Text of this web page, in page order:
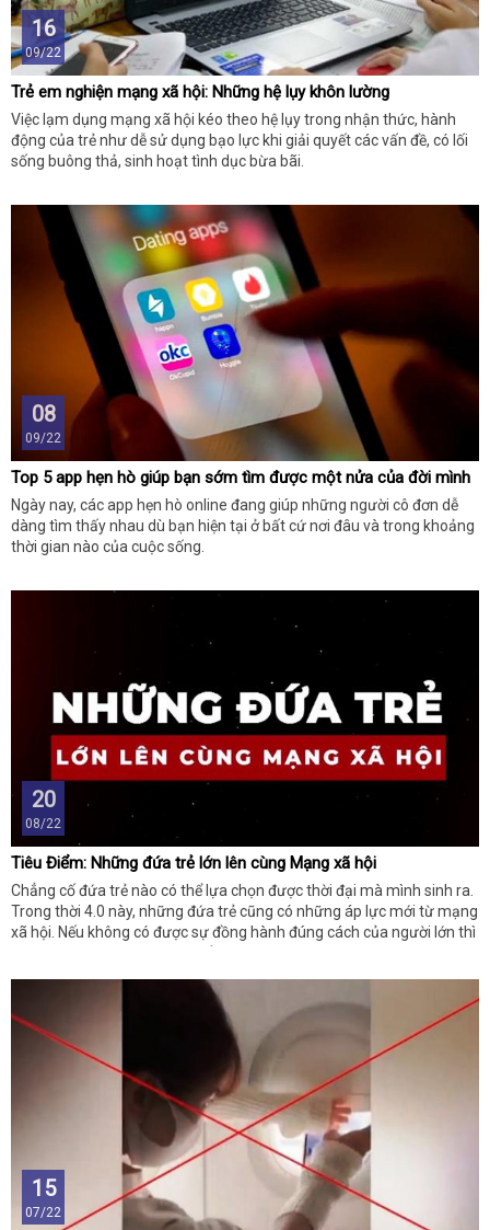
16
09/22
Trẻ em nghiện mạng xã hội: Những hệ lụy khôn lường
Việc lạm dụng mạng xã hội kéo theo hệ lụy trong nhận thức, hành
động của trẻ như dễ sử dụng bạo lực khi giải quyết các vấn đề, có lối
sống buông thả, sinh hoạt tình dục bừa bãi.
08
09/22
Top 5 app hẹn hò giúp bạn sớm tìm được một nửa của đời mình
Ngày nay, các app hẹn hò online đang giúp những người cô đơn dễ
dàng tìm thấy nhau dù bạn hiện tại ở bất cứ nơi đâu và trong khoảng
thời gian nào của cuộc sống.
20
08/22
Tiêu Điểm: Những đứa trẻ lớn lên cùng Mạng xã hội
Chẳng cố đứa trẻ nào có thể lựa chọn được thời đại mà mình sinh ra.
Trong thời 4.0 này, những đứa trẻ cũng có những áp lực mới từ mạng
xã hội. Nếu không có được sự đồng hành đúng cách của người lớn thì
15
07/22